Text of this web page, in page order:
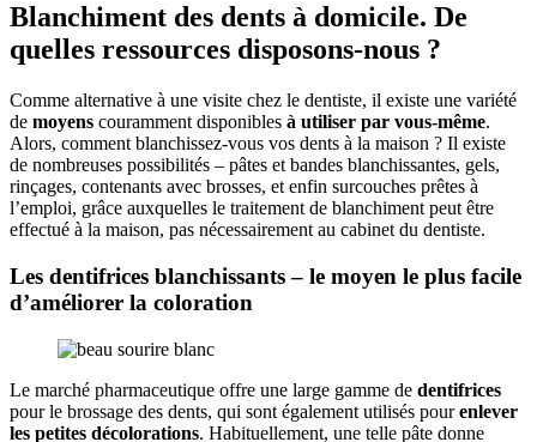
Blanchiment des dents à domicile. De
quelles ressources disposons-nous ?
Comme alternative à une visite chez le dentiste, il existe une variété
de moyens couramment disponibles à utiliser par vous-même.
Alors, comment blanchissez-vous vos dents à la maison ? Il existe
de nombreuses possibilités – pâtes et bandes blanchissantes, gels,
rinçages, contenants avec brosses, et enfin surcouches prêtes à
l’emploi, grâce auxquelles le traitement de blanchiment peut être
effectué à la maison, pas nécessairement au cabinet du dentiste.
Les dentifrices blanchissants – le moyen le plus facile
d’améliorer la coloration
Le marché pharmaceutique offre une large gamme de dentifrices
pour le brossage des dents, qui sont également utilisés pourenlever
les petites décolorations. Habituellement, une telle pâte donne